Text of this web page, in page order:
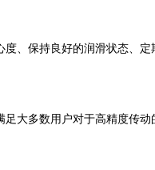
保持良好的润滑状态、
多数用户对于高精度传